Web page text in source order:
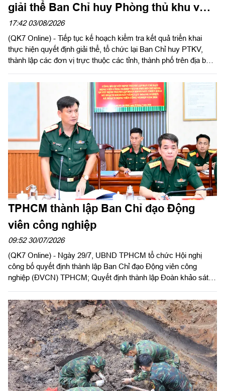
giải thể Ban Chỉ huy Phòng thủ khu vực
tại Bộ Tư lệnh TPHCM
17:42 03/08/2026
(QK7 Online) - Tiếp tục kế hoạch kiểm tra kết quả triển khai
thực hiện quyết định giải thể, tổ chức lại Ban Chỉ huy PTKV,
thành lập các đơn vị trực thuộc các tỉnh, thành phố trên địa bàn
Quân khu, Đại tá Trần Hữu Nhân, Phó Tham mưu trưởng Quân
khu và đoàn công tác tiến hành kiểm tra Bộ Tư lệnh Thành phố
Hồ Chí Minh. Thiếu tướng Phan Quốc Việt, Phó Tư lệnh, Tham
mưu trưởng Bộ Tư lệnh Thành phố và cơ quan Bộ Tư lệnh
Thành phố làm việc với đoàn.
TPHCM thành lập Ban Chỉ đạo Động
viên công nghiệp
09:52 30/07/2026
(QK7 Online) - Ngày 29/7, UBND TPHCM tổ chức Hội nghị
công bố quyết định thành lập Ban Chỉ đạo Động viên công
nghiệp (ĐVCN) TPHCM; Quyết định thành lập Đoàn khảo sát
hoạch động viên công nghiệp năm 2026. Đồng chí Trần Văn
Bảy, Phó Chủ tịch UBND Thành phố chủ trì hội nghị. Dự có
Thiếu tướng Phan Quốc Việt, Phó Tư lệnh, Tham mưu trưởng
Bộ Tư lệnh TPHCM cùng các sở, ban, ngành Thành phố, các
doanh nghiệp ĐVCN được giao nhiệm vụ.